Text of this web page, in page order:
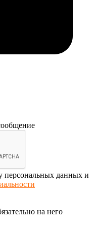
персональных данных и
на него